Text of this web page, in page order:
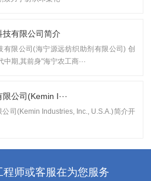
有限公司简介
有限公司(海宁源远纺织助剂有限公司) 创
期,其前身"海宁农工商···
公司(Kemin I···
公司(Kemin Industries, Inc., U.S.A.)简介开
师或客服在为您服务